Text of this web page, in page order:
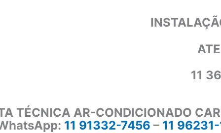
11
TÉCNICA AR-CONDICIONADO
11 91332-7456 – 11